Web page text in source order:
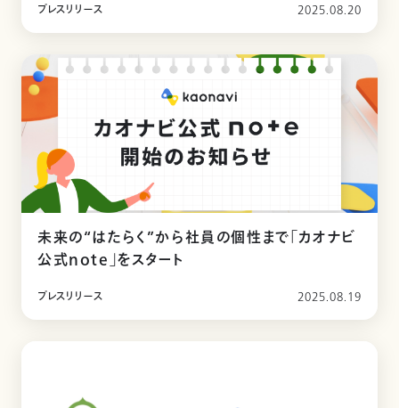
プレスリリース 2025.08.20
未来の“はたらく”から社員の個性まで「カオナビ
公式note」をスタート
プレスリリース 2025.08.19